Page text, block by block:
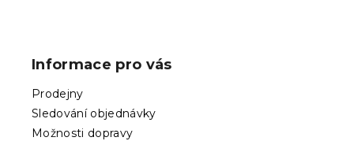
Informace pro vás
Prodejny
Sledování objednávky
Možnosti dopravy